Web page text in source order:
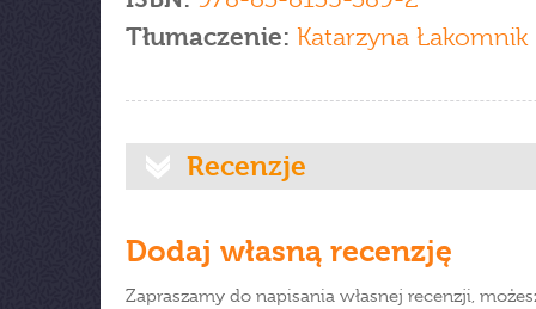
Tłumaczenie: Katarzyna Łakomnik
Recenzje
Dodaj własną recenzję
Zapraszamy do napisania własnej recenzji,